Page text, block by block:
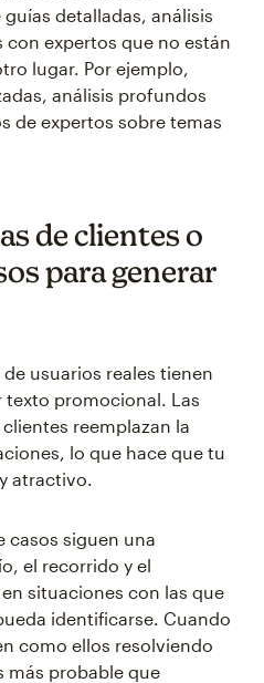
detalladas, análisis
expertos que no están
lugar. Por ejemplo,
análisis profundos
de expertos sobre temas
de clientes o
para generar
usuarios reales tienen
texto promocional. Las
reemplazan la
lo que hace que tu
atractivo.
casos siguen una
el recorrido y el
situaciones con las que
identificarse. Cuando
como ellos resolviendo
más probable que